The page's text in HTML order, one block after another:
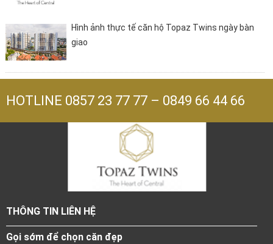
Hình ảnh thực tế căn hộ Topaz Twins ngày bàn
giao
HOTLINE 0857 23 77 77 – 0849 66 44 66
THÔNG TIN LIÊN HỆ
Gọi sớm để chọn căn đẹp